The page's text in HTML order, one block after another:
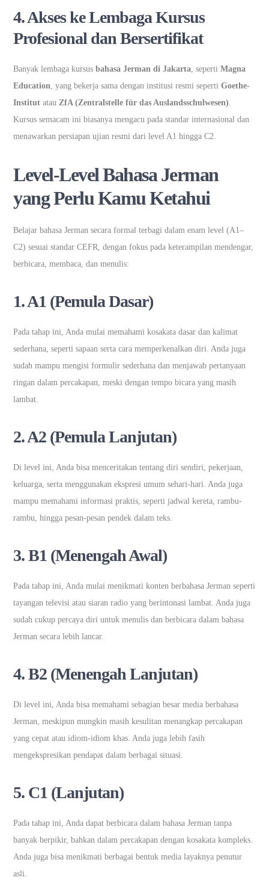
4. Akses ke Lembaga Kursus
Profesional dan Bersertifikat
Banyak lembaga kursusbahasa Jerman di Jakarta, sepertiMagna
Education, yang bekerja sama dengan institusi resmi sepertiGoethe-
Institut atauZfA (Zentralstelle für das Auslandsschulwesen).
Kursus semacam ini biasanya mengacu pada standar internasional dan
menawarkan persiapan ujian resmi dari level A1 hingga C2.
Level-Level Bahasa Jerman
yang Perlu Kamu Ketahui
Belajar bahasa Jerman secara formal terbagi dalam enam level (A1–
C2) sesuai standar CEFR, dengan fokus pada keterampilan mendengar,
berbicara, membaca, dan menulis:
1. A1 (Pemula Dasar)
Pada tahap ini, Anda mulai memahami kosakata dasar dan kalimat
sederhana, seperti sapaan serta cara memperkenalkan diri. Anda juga
sudah mampu mengisi formulir sederhana dan menjawab pertanyaan
ringan dalam percakapan, meski dengan tempo bicara yang masih
lambat.
2. A2 (Pemula Lanjutan)
Di level ini, Anda bisa menceritakan tentang diri sendiri, pekerjaan,
keluarga, serta menggunakan ekspresi umum sehari-hari. Anda juga
mampu memahami informasi praktis, seperti jadwal kereta, rambu-
rambu, hingga pesan-pesan pendek dalam teks.
3. B1 (Menengah Awal)
Pada tahap ini, Anda mulai menikmati konten berbahasa Jerman seperti
tayangan televisi atau siaran radio yang berintonasi lambat. Anda juga
sudah cukup percaya diri untuk menulis dan berbicara dalam bahasa
Jerman secara lebih lancar.
4. B2 (Menengah Lanjutan)
Di level ini, Anda bisa memahami sebagian besar media berbahasa
Jerman, meskipun mungkin masih kesulitan menangkap percakapan
yang cepat atau idiom-idiom khas. Anda juga lebih fasih
mengekspresikan pendapat dalam berbagai situasi.
5. C1 (Lanjutan)
Pada tahap ini, Anda dapat berbicara dalam bahasa Jerman tanpa
banyak berpikir, bahkan dalam percakapan dengan kosakata kompleks.
Anda juga bisa menikmati berbagai bentuk media layaknya penutur
asli.